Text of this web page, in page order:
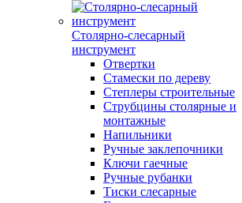
Столярно-слесарный
инструмент
Отвертки
Стамески по дереву
Степлеры строительные
Струбцины столярные и
монтажные
Напильники
Ручные заклепочники
Ключи гаечные
Ручные рубанки
Тиски слесарные